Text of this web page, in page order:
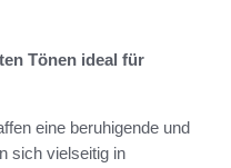
Tönen ideal für
eine beruhigende und
sich vielseitig in